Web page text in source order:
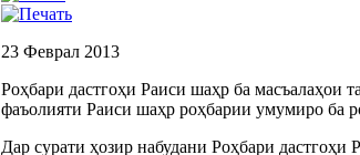
23 Феврал 2013
Роҳбари дастгоҳи Раиси шаҳр ба
фаъолияти Раиси шаҳр роҳбарии умумиро ба
Дар сурати ҳозир набудани Роҳбари